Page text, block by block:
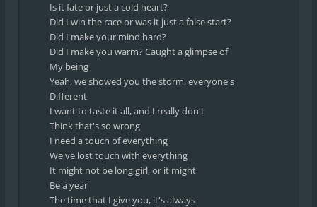
Is it fate or just a cold heart?
Did I win the race or was it just a false start?
Did I make your mind hard?
Did I make you warm? Caught a glimpse of
My being
Yeah, we showed you the storm, everyone's
Different
I want to taste it all, and I really don't
Think that's so wrong
I need a touch of everything
We've lost touch with everything
It might not be long girl, or it might
Be a year
The time that I give you, it's always